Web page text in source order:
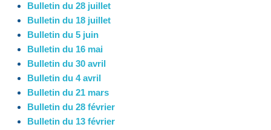
Bulletin du 28 juillet
Bulletin du 18 juillet
Bulletin du 5 juin
Bulletin du 16 mai
Bulletin du 30 avril
Bulletin du 4 avril
Bulletin du 21 mars
Bulletin du 28 février
Bulletin du 13 février